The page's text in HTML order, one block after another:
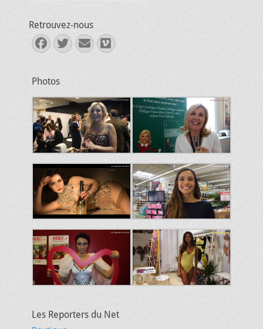
Retrouvez-nous
Facebook
Twitter
E-
mail
Vimeo
Photos
Les Reporters du Net